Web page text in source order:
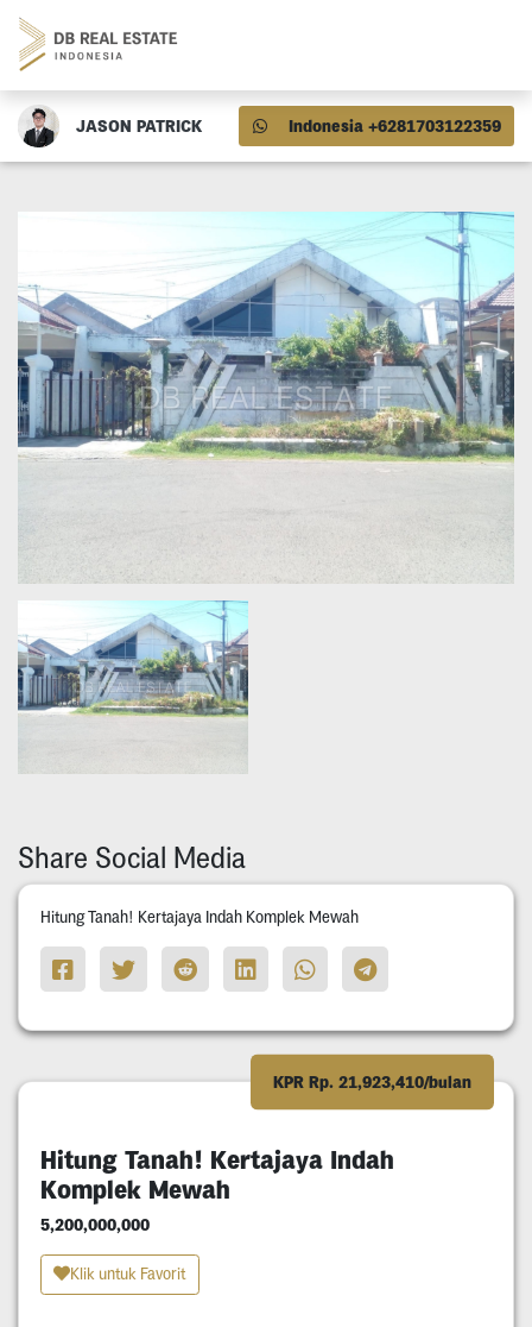
JASON PATRICK Indonesia +6281703122359
Share Social Media
Hitung Tanah! Kertajaya Indah Komplek Mewah
KPR Rp. 21,923,410/bulan
Hitung Tanah! Kertajaya Indah
Komplek Mewah
5,200,000,000
Klik untuk Favorit